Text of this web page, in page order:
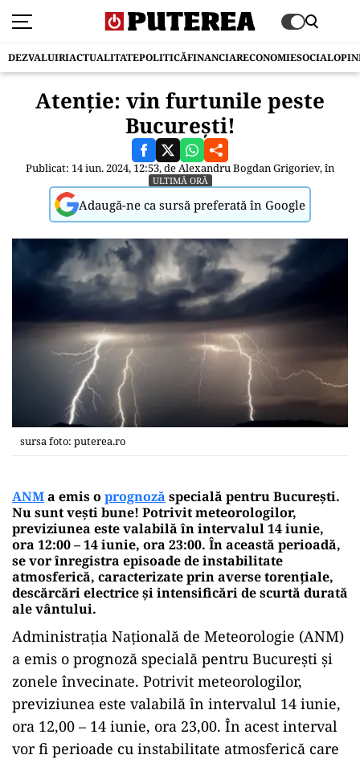
DEZVALUIRIACTUALITATEPOLITICĂFINANCIARECONOMIESOCIAL
Atenție: vin furtunile peste
București!
Publicat: 14 iun. 2024, 12:53, deAlexandru Bogdan Grigoriev, în
ULTIMĂ ORĂ
Adaugă-ne ca sursă preferată în Google
sursa foto: puterea.ro
ANMa emis o prognoză specială pentru București.
Nu sunt vești bune! Potrivit meteorologilor,
previziunea este valabilă în intervalul 14 iunie,
ora 12:00 – 14 iunie, ora 23:00. În această perioadă,
se vor înregistra episoade de instabilitate
atmosferică, caracterizate prin averse torențiale,
descărcări electrice și intensificări de scurtă durată
ale vântului.
Administrația Națională de Meteorologie (ANM)
a emis o prognoză specială pentru București și
zonele învecinate. Potrivit meteorologilor,
previziunea este valabilă în intervalul 14 iunie,
ora 12,00 – 14 iunie, ora 23,00. În acest interval
vor fi perioade cu instabilitate atmosferică care